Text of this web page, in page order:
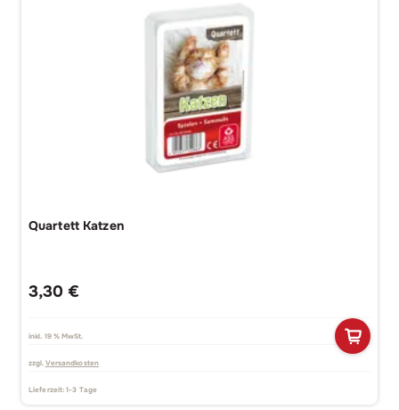
Quartett Katzen
3,30 €
inkl. 19 % MwSt.
zzgl. Versandkosten
Lieferzeit:1-3 Tage